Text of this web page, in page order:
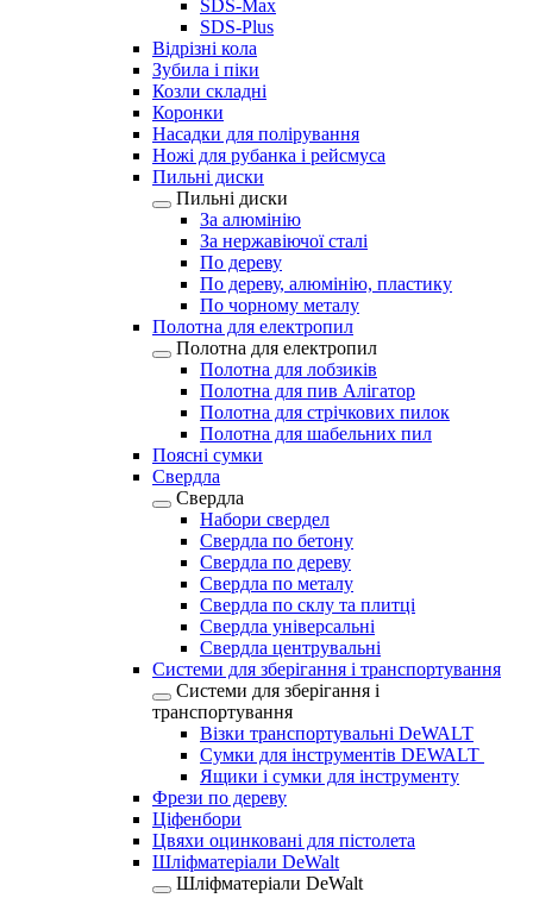
SDS-Max
SDS-Plus
Відрізні кола
Зубила і піки
Козли складні
Коронки
Насадки для полірування
Ножі для рубанка і рейсмуса
Пильні диски
Пильні диски
За алюмінію
За нержавіючої сталі
По дереву
По дереву, алюмінію, пластику
По чорному металу
Полотна для електропил
Полотна для електропил
Полотна для лобзиків
Полотна для пив Алігатор
Полотна для стрічкових пилок
Полотна для шабельних пил
Поясні сумки
Свердла
Свердла
Набори свердел
Свердла по бетону
Свердла по дереву
Свердла по металу
Свердла по склу та плитці
Свердла універсальні
Свердла центрувальні
Системи для зберігання і транспортування
Системи для зберігання і
транспортування
Візки транспортувальні DeWALT
Сумки для інструментів DEWALT
Ящики і сумки для інструменту
Фрези по дереву
Ціфенбори
Цвяхи оцинковані для пістолета
Шліфматеріали DeWalt
Шліфматеріали DeWalt